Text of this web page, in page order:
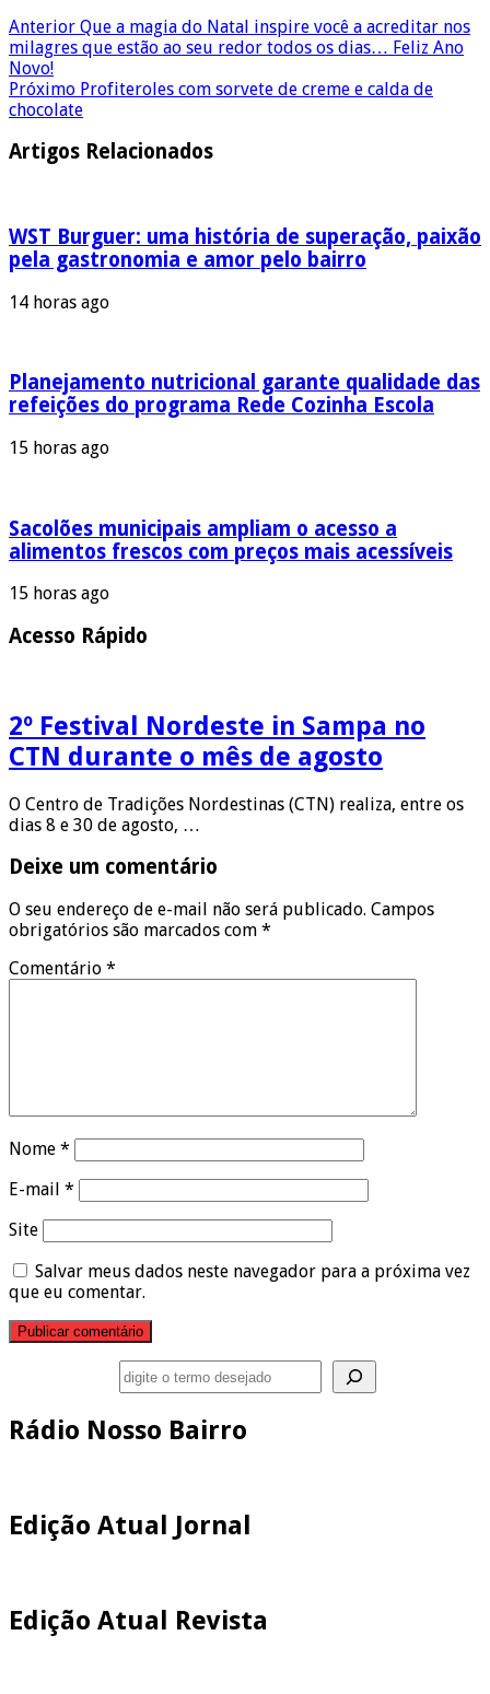
Anterior Que a magia do Natal inspire você a acreditar nos
milagres que estão ao seu redor todos os dias… Feliz Ano
Novo!
Próximo Profiteroles com sorvete de creme e calda de
chocolate
Artigos Relacionados
WST Burguer: uma história de superação, paixão
pela gastronomia e amor pelo bairro
14 horas ago
Planejamento nutricional garante qualidade das
refeições do programa Rede Cozinha Escola
15 horas ago
Sacolões municipais ampliam o acesso a
alimentos frescos com preços mais acessíveis
15 horas ago
Acesso Rápido
2º Festival Nordeste in Sampa no
CTN durante o mês de agosto
O Centro de Tradições Nordestinas (CTN) realiza, entre os
dias 8 e 30 de agosto, …
Deixe um comentário
O seu endereço de e-mail não será publicado. Campos
obrigatórios são marcados com *
Comentário *
Nome *
E-mail *
Site
Salvar meus dados neste navegador para a próxima vez
que eu comentar.
Rádio Nosso Bairro
Edição Atual Jornal
Edição Atual Revista